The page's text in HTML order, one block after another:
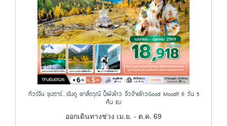
ทัวร์จีน ซุปตาร์...เฉิงตู เขาสี่ดรุณี ปี้เผิงโกว จิ่วจ้ายโกวGood Mood!! 6 วัน 5
คืน EU
ออกเดินทางช่วง เม.ย. - ต.ค. 69